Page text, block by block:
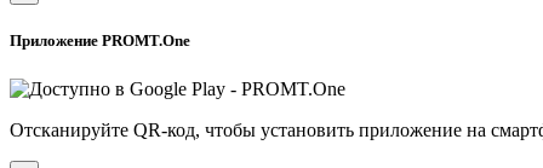
Приложение PROMT.One
Отсканируйте QR-код, чтобы установить приложение на